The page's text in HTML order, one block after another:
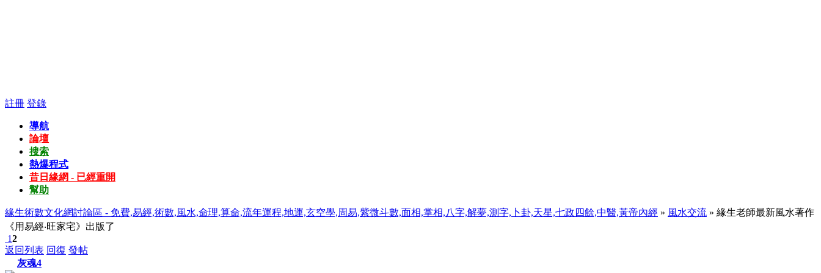
註冊 登錄
導航
論壇
搜索
熱爆程式
昔日緣網 - 已經重開
幫助
緣生術數文化網討論區 - 免費,易經,術數,風水,命理,算命,流年運程,地運,玄空學,周易,紫微斗數,面相,掌相,八字,解夢,測字,卜卦,天星,七政四餘,中醫,黃帝內經 » 風水交流 » 緣生老師最新風水著作
《用易經‧旺家宅》出版了
12
返回列表 回復 發帖
灰魂4